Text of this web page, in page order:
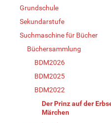
Grundschule
Sekundarstufe
Suchmaschine für Bücher
Büchersammlung
BDM2026
BDM2025
BDM2022
Der Prinz auf der
Märchen